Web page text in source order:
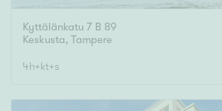
Kyttälänkatu 7 B 89
Keskusta, Tampere
4h+kt+s